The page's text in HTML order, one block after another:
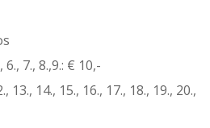
7., 8.,9.: € 10,-
13., 14., 15., 16., 17., 18., 19., 20.,